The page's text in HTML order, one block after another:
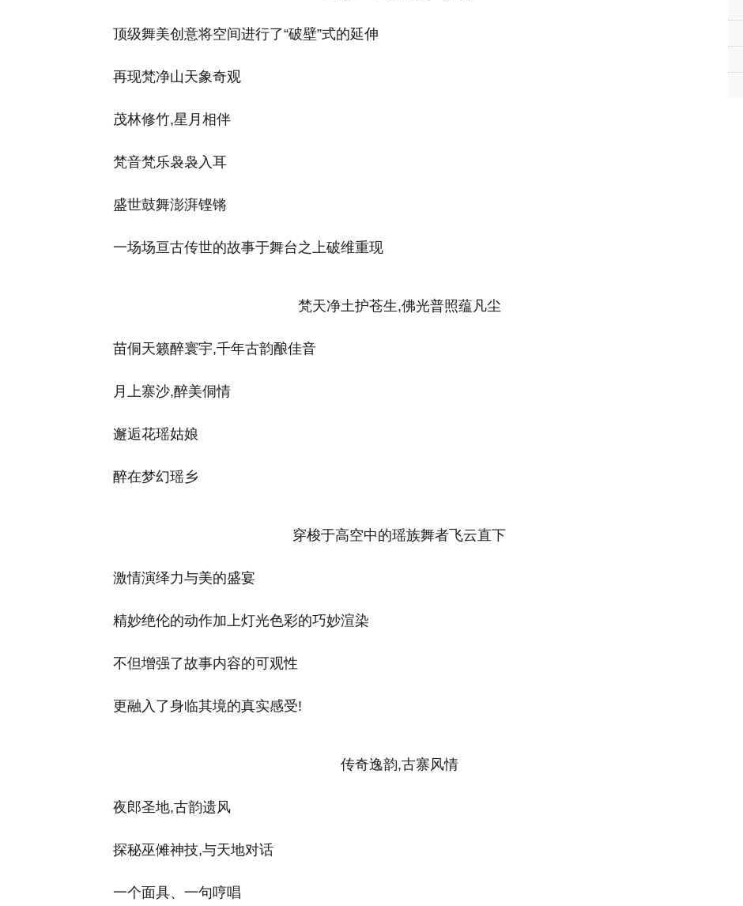
顶级舞美创意将空间进行了“破壁”式的延伸
再现梵净山天象奇观
茂林修竹,星月相伴
梵音梵乐袅袅入耳
盛世鼓舞澎湃铿锵
一场场亘古传世的故事于舞台之上破维重现
梵天净土护苍生,佛光普照蕴凡尘
苗侗天籁醉寰宇,千年古韵酿佳音
月上寨沙,醉美侗情
邂逅花瑶姑娘
醉在梦幻瑶乡
穿梭于高空中的瑶族舞者飞云直下
激情演绎力与美的盛宴
精妙绝伦的动作加上灯光色彩的巧妙渲染
不但增强了故事内容的可观性
更融入了身临其境的真实感受!
传奇逸韵,古寨风情
夜郎圣地,古韵遗风
探秘巫傩神技,与天地对话
一个面具、一句哼唱